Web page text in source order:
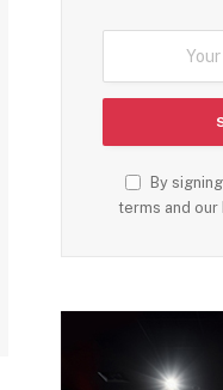
By
terms and our